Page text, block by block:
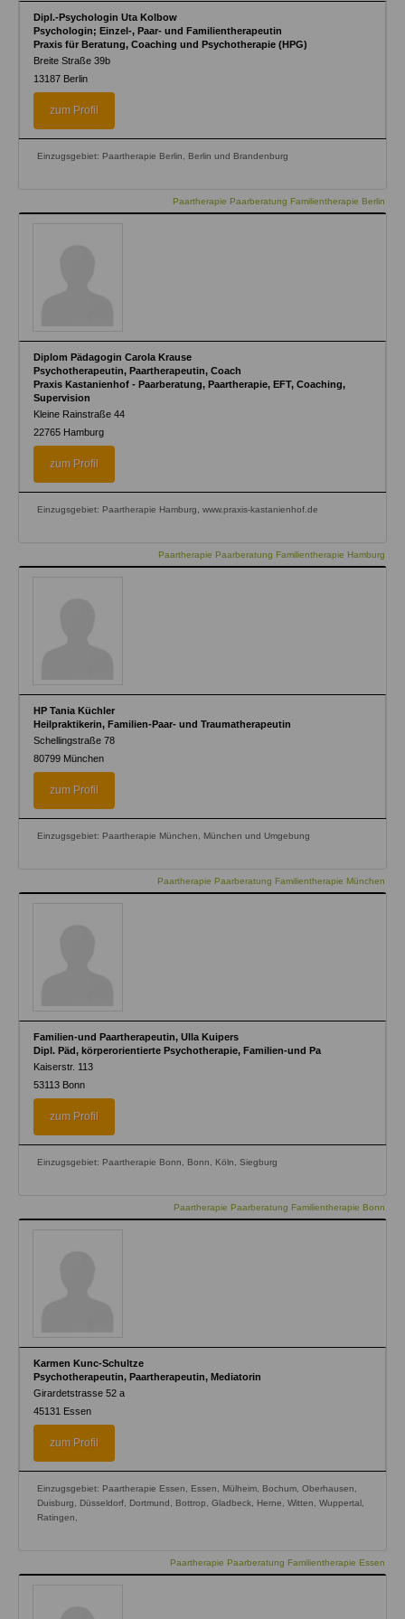
Dipl.-Psychologin Uta Kolbow
Psychologin; Einzel-, Paar- und Familientherapeutin
Praxis für Beratung, Coaching und Psychotherapie (HPG)
Breite Straße 39b
13187 Berlin
zum Profil
Einzugsgebiet: Paartherapie Berlin, Berlin und Brandenburg
Paartherapie Paarberatung Familientherapie Berlin
Diplom Pädagogin Carola Krause
Psychotherapeutin, Paartherapeutin, Coach
Praxis Kastanienhof - Paarberatung, Paartherapie, EFT, Coaching,
Supervision
Kleine Rainstraße 44
22765 Hamburg
zum Profil
Einzugsgebiet: Paartherapie Hamburg, www.praxis-kastanienhof.de
Paartherapie Paarberatung Familientherapie Hamburg
HP Tania Küchler
Heilpraktikerin, Familien-Paar- und Traumatherapeutin
Schellingstraße 78
80799 München
zum Profil
Einzugsgebiet: Paartherapie München, München und Umgebung
Paartherapie Paarberatung Familientherapie München
Familien-und Paartherapeutin, Ulla Kuipers
Dipl. Päd, körperorientierte Psychotherapie, Familien-und Pa
Kaiserstr. 113
53113 Bonn
zum Profil
Einzugsgebiet: Paartherapie Bonn, Bonn, Köln, Siegburg
Paartherapie Paarberatung Familientherapie Bonn
Karmen Kunc-Schultze
Psychotherapeutin, Paartherapeutin, Mediatorin
Girardetstrasse 52 a
45131 Essen
zum Profil
Einzugsgebiet: Paartherapie Essen, Essen, Mülheim, Bochum, Oberhausen,
Duisburg, Düsseldorf, Dortmund, Bottrop, Gladbeck, Herne, Witten, Wuppertal,
Ratingen,
Paartherapie Paarberatung Familientherapie Essen